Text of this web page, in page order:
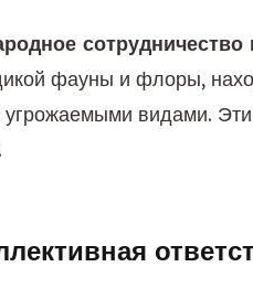
фауны и флоры,
угрожаемыми видами.